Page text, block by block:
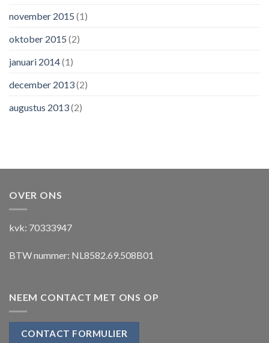
november 2015 (1)
oktober 2015 (2)
januari 2014(1)
december 2013(2)
augustus 2013(2)
OVER ONS
kvk: 70333947
BTW nummer: NL8582.69.508B01
NEEM CONTACT MET ONS OP
CONTACT FORMULIER